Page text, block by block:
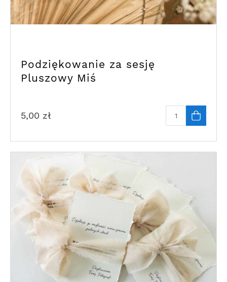
Podziękowanie za sesję
Pluszowy Miś
5,00 zł